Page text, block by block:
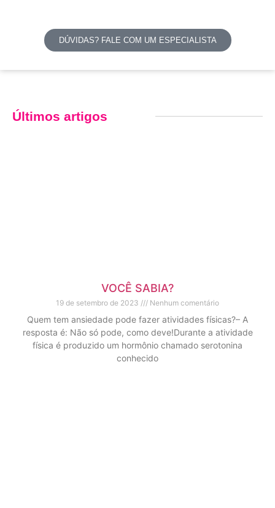
DÚVIDAS? FALE COM UM ESPECIALISTA
Últimos artigos
VOCÊ SABIA?
19 de setembro de 2023 Nenhum comentário
Quem tem ansiedade pode fazer atividades físicas?– A
resposta é: Não só pode, como deve!Durante a atividade
física é produzido um hormônio chamado serotonina
conhecido